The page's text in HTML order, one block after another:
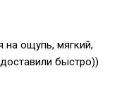
на ощупь, мягкий,
быстро))